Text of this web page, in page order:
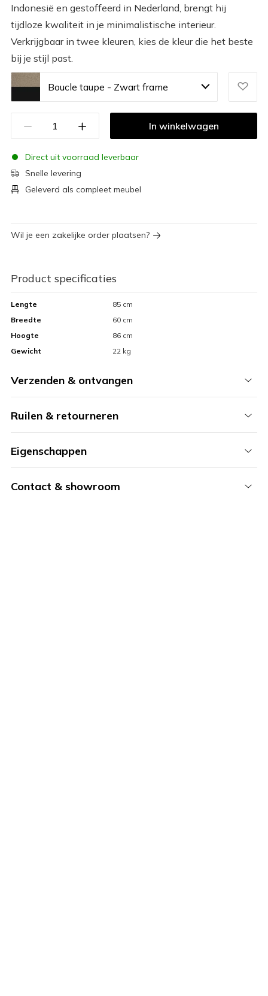
Indonesië en gestoffeerd in Nederland, brengt hij
tijdloze kwaliteit in je minimalistische interieur.
Verkrijgbaar in twee kleuren, kies de kleur die het beste
bij je stijl past.
Boucle taupe - Zwart frame
In winkelwagen
Direct uit voorraad leverbaar
Snelle levering
Geleverd als compleet meubel
Wil je een zakelijke order plaatsen?
Product specificaties
Lengte
85 cm
Breedte
60 cm
Hoogte
86 cm
Gewicht
22 kg
Verzenden & ontvangen
Ruilen & retourneren
Eigenschappen
Contact & showroom